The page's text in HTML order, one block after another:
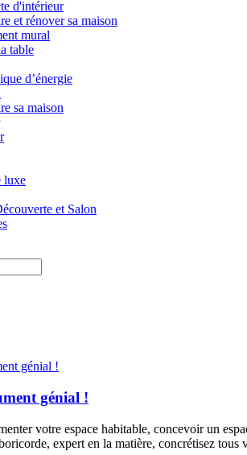
d'intérieur
et rénover sa maison
mural
table
d’énergie
sa maison
luxe
et Salon
génial !
votre espace habitable, concevoir un
expert en la matière, concrétisez tous